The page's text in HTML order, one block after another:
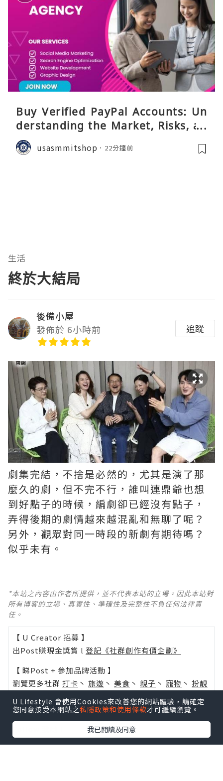
Buy Verified PayPal Accounts: Un
derstanding the Market, Risks, an
d Safer Alternatives
usasmmitshop 22分鐘前
生活
終於大結局
後備小屋
發佈於 6小時前
追蹤
劇集完結，不捨是必然的，尤其是演了那
麼久的劇，但不完不行，誰叫連鼎爺也想
到好點子的時候，編劇卻已經沒有點子，
弄得後期的劇情越來越混亂和無聊了呢？ ​​​
另外，觀眾對同一時段的新劇有期待嗎？
似乎未有。
*本站之內容由作者所提供，並不代表本站的立場。因此本站對
所有博客的立場、真實性、準確性及完整性不負任何法律責
任。
【 U Creator 招募 】
出Post賺現金獎賞 l 登記《社群創作有價企劃》
【 睇Post + 參加品牌活動 】
瀏覽更多社群 打卡 丶 旅遊 丶 美食 丶 親子 丶 寵物 丶 扮靚
活動情報
U Blog開咗WhatsApp啦！發掘更多吃喝玩樂資訊！
U Lifestyle 會使用Cookies來改善您的網站體驗，請確定
您同意接受本網站之私隱政策和使用條款才可繼續瀏覽。
我已閱讀及同意